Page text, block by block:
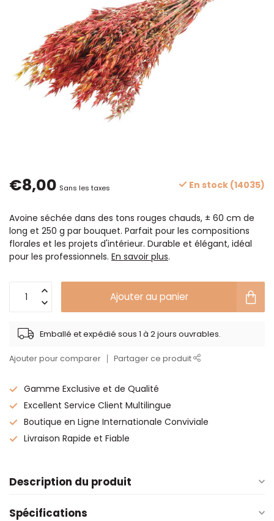
€8,00 Sans les taxes En stock (14035)
Avoine séchée dans des tons rouges chauds, ± 60 cm de
long et 250 g par bouquet. Parfait pour les compositions
florales et les projets d'intérieur. Durable et élégant, idéal
pour les professionnels. En savoir plus.
Ajouter au panier
Emballé et expédié sous 1 à 2 jours ouvrables.
Ajouter pour comparer Partager ce produit
Gamme Exclusive et de Qualité
Excellent Service Client Multilingue
Boutique en Ligne Internationale Conviviale
Livraison Rapide et Fiable
Description du produit
Spécifications